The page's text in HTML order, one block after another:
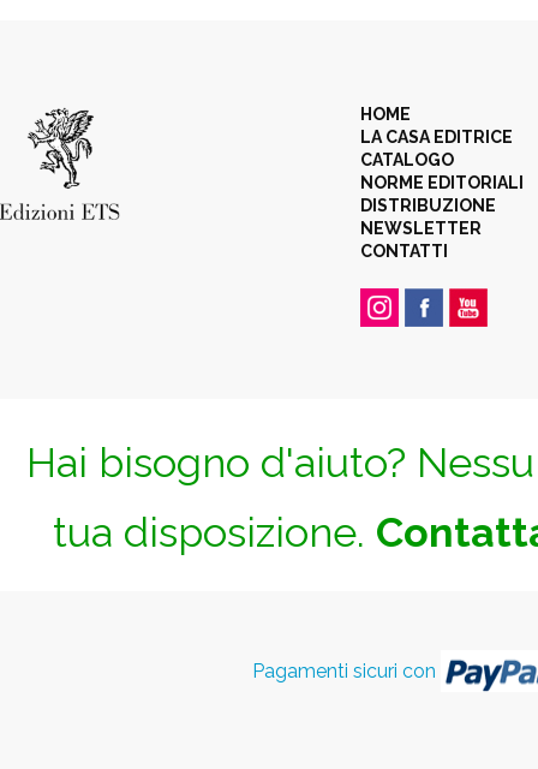
HOME
LA CASA EDITRICE
CATALOGO
NORME EDITORIALI
DISTRIBUZIONE
NEWSLETTER
CONTATTI
Hai bisogno d'aiuto?
tua disposizione.
Pagamenti sicuri con